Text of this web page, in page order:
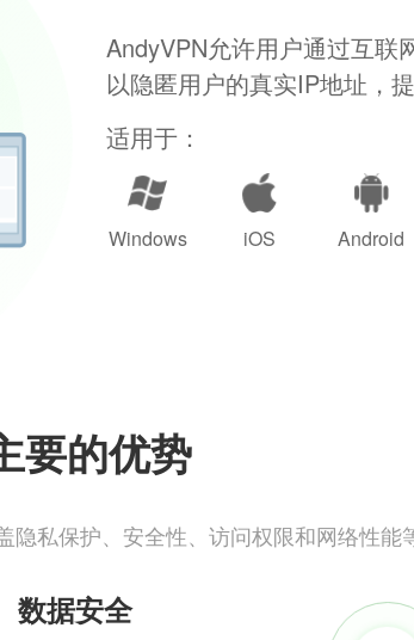
AndyVPN允许用户通过互联
以隐匿用户的真实IP地址，
适用于：
Windows iOS Android
要的优势
隐私保护、安全性、访问权限和网络性能
数据安全